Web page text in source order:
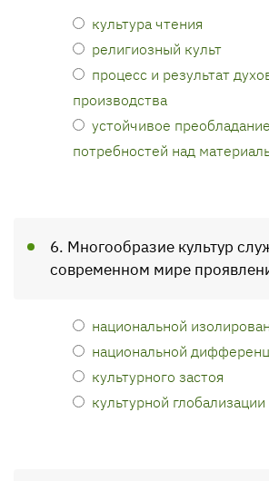
культура чтения
религиозный культ
процесс и результат
производства
устойчивое
потребностей над
6. Многообразие культур
современном мире
национальной
национальной
культурного застоя
культурной глобализации